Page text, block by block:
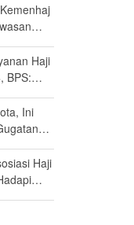
Haji
BPS:
Ini
Haji